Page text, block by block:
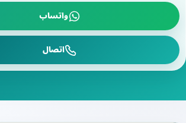
واتساب
اتصال